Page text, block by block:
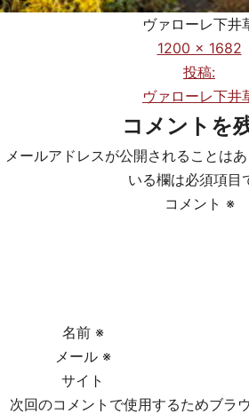
ヴァローレ下井
フ
サ
イ
1200 × 1682
ナ
投稿:
ヴァローレ下井
コメントを
メールアドレスが公開されることはあ
いる欄は必須項目
コメント ※
名前 ※
メール ※
サイト
次回のコメントで使用するためブラ